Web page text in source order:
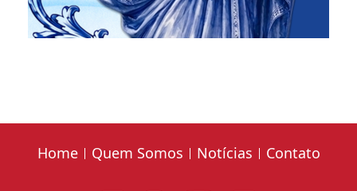
Home Quem Somos Notícias Contato